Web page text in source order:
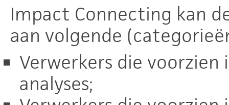
Impact Connecting kan
aan volgende
Verwerkers die
analyses;